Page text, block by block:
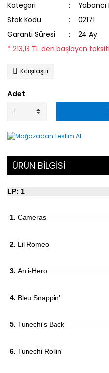
Kategori
Yabancı
Stok Kodu
02171
Garanti Süresi
24 Ay
* 213,13 TL den başlayan
Karşılaştır
Adet
ÜRÜN BİLGİSİ
LP: 1
1. Cameras
2. Lil Romeo
3. Anti-Hero
4. Bleu Snappin'
5. Tunechi's Back
6. Tunechi Rollin'